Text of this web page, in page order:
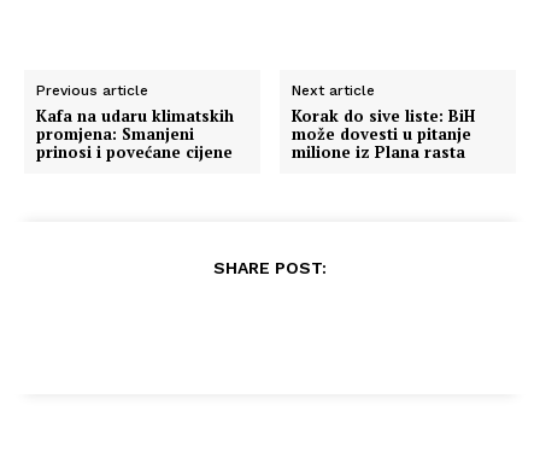
Previous article
Kafa na udaru klimatskih
promjena: Smanjeni
prinosi i povećane cijene
Next article
Korak do sive liste: BiH
može dovesti u pitanje
milione iz Plana rasta
SHARE POST: